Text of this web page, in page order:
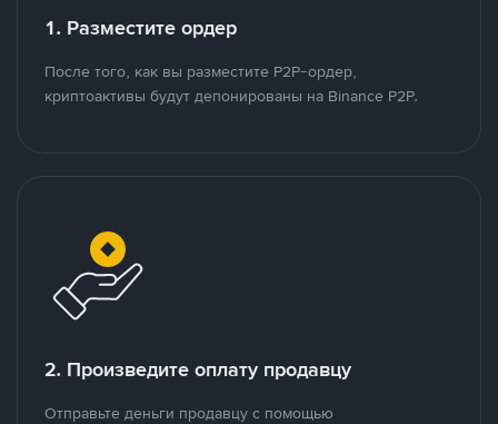
1. Разместите ордер
После того, как вы разместите P2P-ордер,
криптоактивы будут депонированы на Binance P2P.
2. Произведите оплату продавцу
Отправьте деньги продавцу с помощью